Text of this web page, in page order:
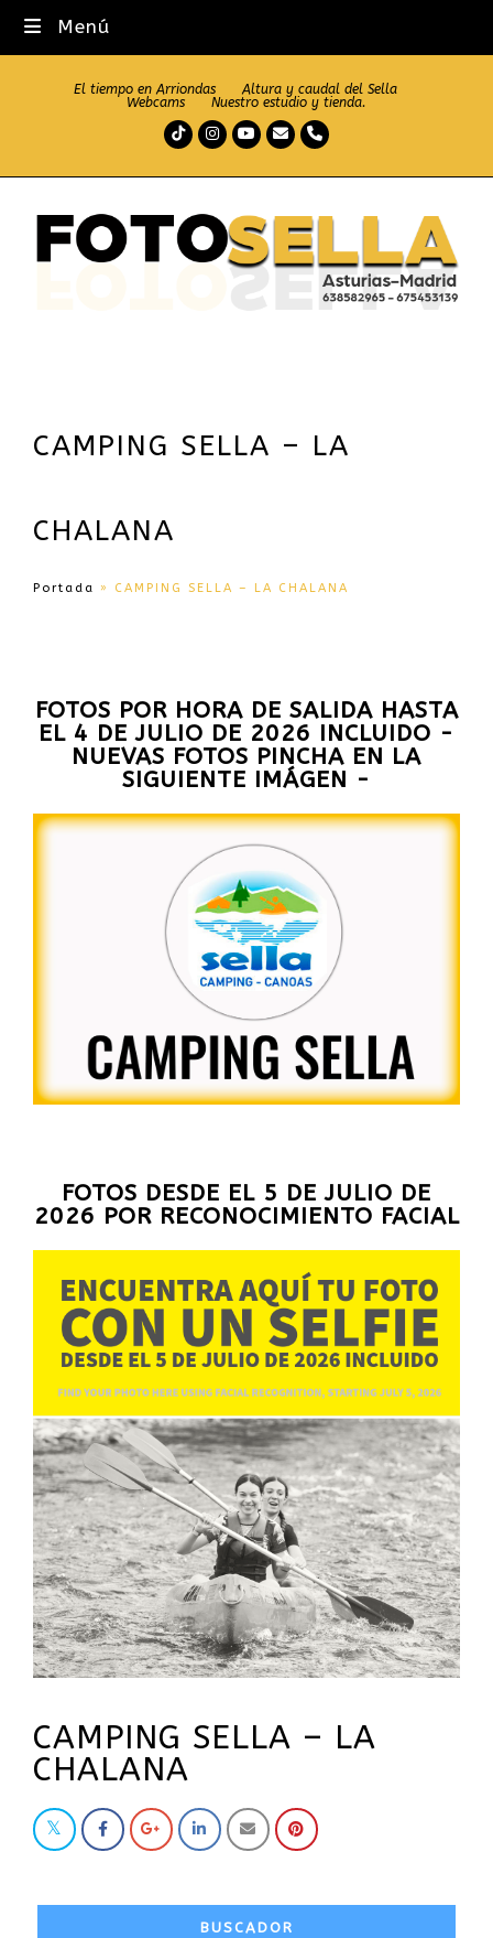
Menú
El tiempo en Arriondas
Altura y caudal del Sella
Webcams
Nuestro estudio y tienda.
TiktokInstagram
Youtube
CorreoTeléfono
CAMPING SELLA – LA
CHALANA
Portada » CAMPING SELLA – LA CHALANA
FOTOS POR HORA DE SALIDA HASTA
EL 4 DE JULIO DE 2026 INCLUIDO -
NUEVAS FOTOS PINCHA EN LA
SIGUIENTE IMÁGEN -
FOTOS DESDE EL 5 DE JULIO DE
2026 POR RECONOCIMIENTO FACIAL
CAMPING SELLA – LA
CHALANA
BUSCADOR